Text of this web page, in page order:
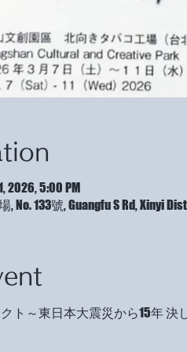
2026, 5:00 PM
133號, Guangfu S Rd, Xinyi
ト～東日本大震災から15年